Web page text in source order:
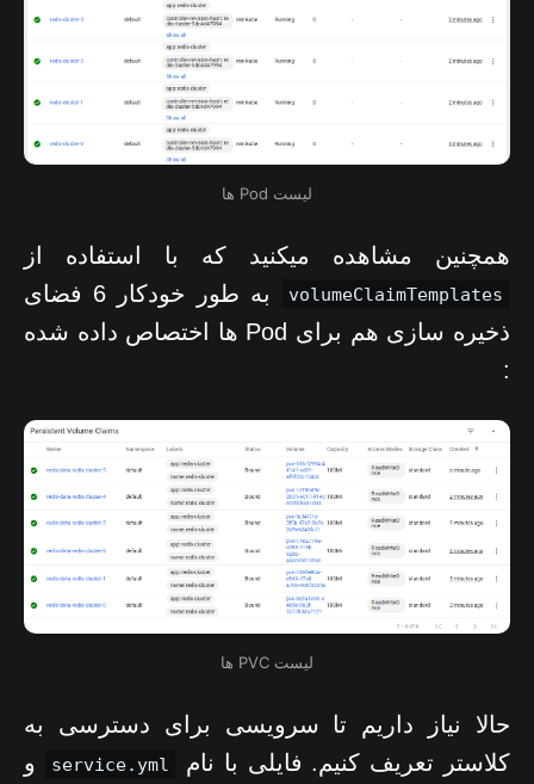
لیست Pod ها
همچنین مشاهده میکنید که با استفاده از
volumeClaimTemplates
به طور خودکار 6 فضای
ذخیره سازی هم برای Pod ها اختصاص داده شده
:
لیست PVC ها
حالا نیاز داریم تا سرویسی برای دسترسی به
کلاستر تعریف کنیم. فایلی با نام
service.yml
و